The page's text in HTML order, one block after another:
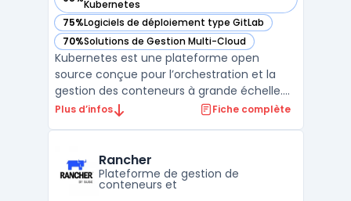
Kubernetes
— voir Kubernetes dans cette catégorie
75%Logiciels de déploiement type GitLab
— voir Kubernetes dans cette catégorie
70%Solutions de Gestion Multi-Cloud
— voir Kubernetes dans cette catégorie
Kubernetes est une plateforme open
source conçue pour l’orchestration et la
gestion des conteneurs à grande échelle.
Elle permet de déployer, gérer, mettre à
cloud ou sur des infrastructures on-
premise. Grâce à son archi ...
Plus d’infos Fiche complète
Rancher
Plateforme de gestion de
conteneurs et